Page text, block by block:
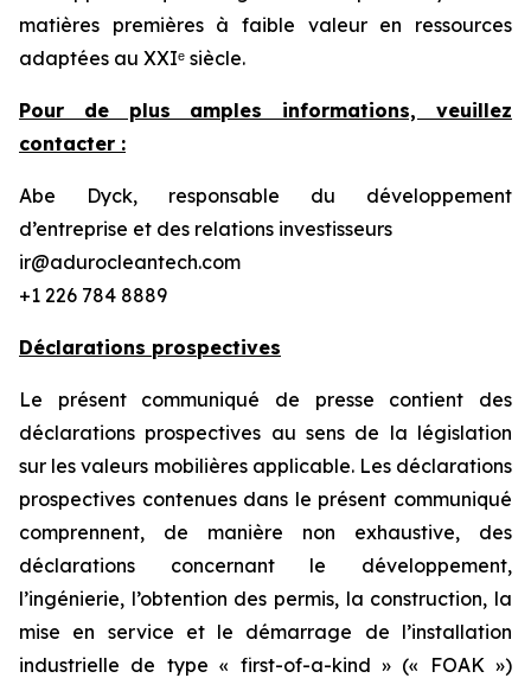
matières premières à faible valeur en ressources
adaptées au XXIᵉ siècle.
Pour de plus amples informations, veuillez
contacter :
Abe Dyck, responsable du développement
d’entreprise et des relations investisseurs
ir@adurocleantech.com
+1 226 784 8889
Déclarations prospectives
Le présent communiqué de presse contient des
déclarations prospectives au sens de la législation
sur les valeurs mobilières applicable. Les déclarations
prospectives contenues dans le présent communiqué
comprennent, de manière non exhaustive, des
déclarations concernant le développement,
l’ingénierie, l’obtention des permis, la construction, la
mise en service et le démarrage de l’installation
industrielle de type « first-of-a-kind » (« FOAK »)